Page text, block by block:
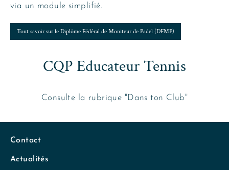
via un module simplifié.
Tout savoir sur le Diplôme Fédéral de Moniteur de Padel (DFMP)
CQP Educateur Tennis
Consulte la rubrique "Dans ton Club"
Contact
Actualités